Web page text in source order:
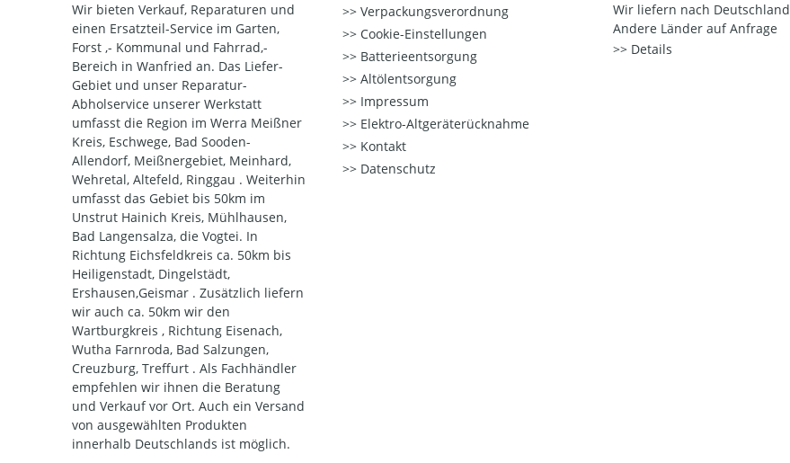
Wir bieten Verkauf, Reparaturen und
einen Ersatzteil-Service im Garten,
Forst ,- Kommunal und Fahrrad,-
Bereich in Wanfried an. Das Liefer-
Gebiet und unser Reparatur-
Abholservice unserer Werkstatt
umfasst die Region im Werra Meißner
Kreis, Eschwege, Bad Sooden-
Allendorf, Meißnergebiet, Meinhard,
Wehretal, Altefeld, Ringgau . Weiterhin
umfasst das Gebiet bis 50km im
Unstrut Hainich Kreis, Mühlhausen,
Bad Langensalza, die Vogtei. In
Richtung Eichsfeldkreis ca. 50km bis
Heiligenstadt, Dingelstädt,
Ershausen,Geismar . Zusätzlich liefern
wir auch ca. 50km wir den
Wartburgkreis , Richtung Eisenach,
Wutha Farnroda, Bad Salzungen,
Creuzburg, Treffurt . Als Fachhändler
empfehlen wir ihnen die Beratung
und Verkauf vor Ort. Auch ein Versand
von ausgewählten Produkten
innerhalb Deutschlands ist möglich.
Verpackungsverordnung
Cookie-Einstellungen
Batterieentsorgung
Altölentsorgung
Impressum
Elektro-Altgeräterücknahme
Kontakt
Datenschutz
Wir liefern nach Deutschland
Andere Länder auf Anfrage
Details